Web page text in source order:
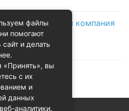
Логистическая компания
надежность и
месте
файлы
помогают
сайт и делать
вы
с их
и
данных
аналитики.